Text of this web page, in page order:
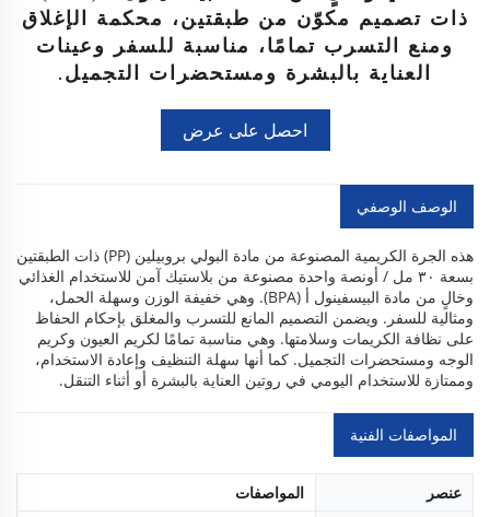
ذات تصميم مكوّن من طبقتين، محكمة الإغلاق
ومنع التسرب تمامًا، مناسبة للسفر وعينات
العناية بالبشرة ومستحضرات التجميل.
احصل على عرض
الوصف الوصفي
هذه الجرة الكريمية المصنوعة من مادة البولي بروبيلين (PP) ذات الطبقتين
بسعة ٣٠ مل / أونصة واحدة مصنوعة من بلاستيك آمن للاستخدام الغذائي
وخالٍ من مادة البيسفينول أ (BPA). وهي خفيفة الوزن وسهلة الحمل،
ومثالية للسفر. ويضمن التصميم المانع للتسرب والمغلق بإحكام الحفاظ
على نظافة الكريمات وسلامتها. وهي مناسبة تمامًا لكريم العيون وكريم
الوجه ومستحضرات التجميل. كما أنها سهلة التنظيف وإعادة الاستخدام،
وممتازة للاستخدام اليومي في روتين العناية بالبشرة أو أثناء التنقل.
المواصفات الفنية
عنصر
المواصفات